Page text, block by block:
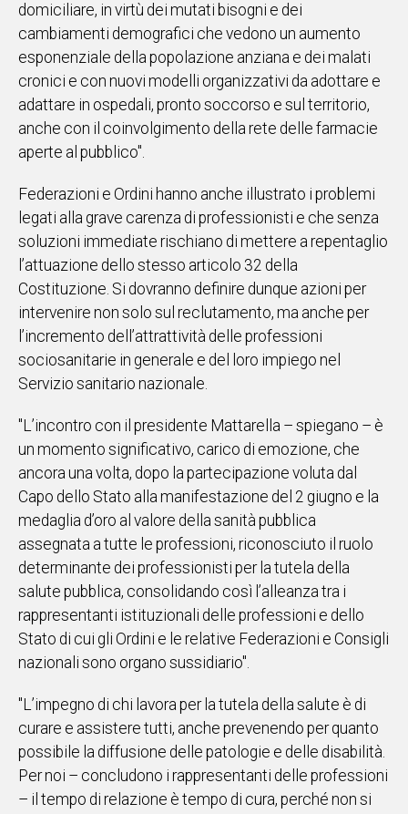
Social
domiciliare, in virtù dei mutati bisogni e dei
cambiamenti demografici che vedono un aumento
esponenziale della popolazione anziana e dei malati
cronici e con nuovi modelli organizzativi da adottare e
adattare in ospedali, pronto soccorso e sul territorio,
anche con il coinvolgimento della rete delle farmacie
aperte al pubblico".
Federazioni e Ordini hanno anche illustrato i problemi
legati alla grave carenza di professionisti e che senza
soluzioni immediate rischiano di mettere a repentaglio
l’attuazione dello stesso articolo 32 della
Costituzione. Si dovranno definire dunque azioni per
intervenire non solo sul reclutamento, ma anche per
l’incremento dell’attrattività delle professioni
sociosanitarie in generale e del loro impiego nel
Servizio sanitario nazionale.
"L’incontro con il presidente Mattarella – spiegano – è
un momento significativo, carico di emozione, che
ancora una volta, dopo la partecipazione voluta dal
Capo dello Stato alla manifestazione del 2 giugno e la
medaglia d’oro al valore della sanità pubblica
assegnata a tutte le professioni, riconosciuto il ruolo
determinante dei professionisti per la tutela della
salute pubblica, consolidando così l’alleanza tra i
rappresentanti istituzionali delle professioni e dello
Stato di cui gli Ordini e le relative Federazioni e Consigli
nazionali sono organo sussidiario".
"L’impegno di chi lavora per la tutela della salute è di
curare e assistere tutti, anche prevenendo per quanto
possibile la diffusione delle patologie e delle disabilità.
Per noi – concludono i rappresentanti delle professioni
– il tempo di relazione è tempo di cura, perché non si